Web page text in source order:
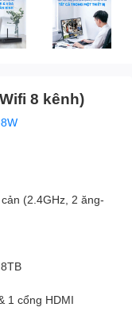
8 kênh)
(2.4GHz, 2 ăng-
1 cổng HDMI